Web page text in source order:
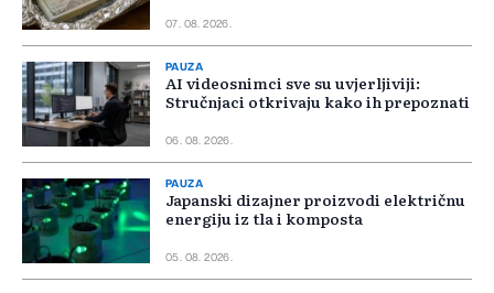
07. 08. 2026.
PAUZA
AI videosnimci sve su uvjerljiviji:
Stručnjaci otkrivaju kako ih prepoznati
06. 08. 2026.
PAUZA
Japanski dizajner proizvodi električnu
energiju iz tla i komposta
05. 08. 2026.